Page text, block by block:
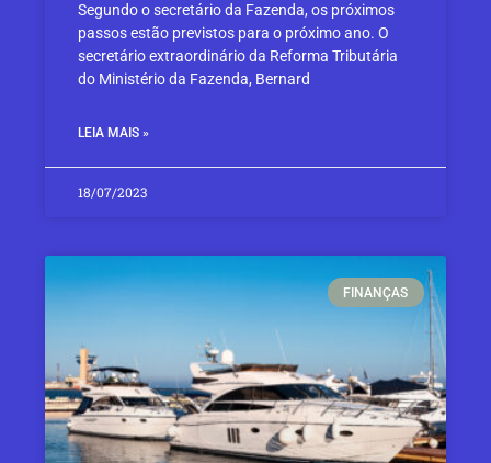
Segundo o secretário da Fazenda, os próximos
passos estão previstos para o próximo ano. O
secretário extraordinário da Reforma Tributária
do Ministério da Fazenda, Bernard
LEIA MAIS »
18/07/2023
FINANÇAS​